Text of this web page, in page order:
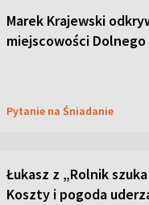
Marek Krajewski
miejscowości Dolnego
Pytanie na Śniadanie
Łukasz z „Rolnik
Koszty i pogoda